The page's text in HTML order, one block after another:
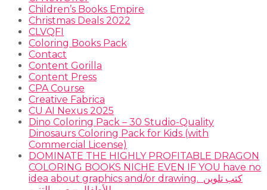
Children’s Books Empire
Christmas Deals 2022
CLVQFI
Coloring Books Pack
Contact
Content Gorilla
Content Press
CPA Course
Creative Fabrica
CU AI Nexus 2025
Dino Coloring Pack – 30 Studio-Quality
Dinosaurs Coloring Pack for Kids (with
Commercial License)
DOMINATE THE HIGHLY PROFITABLE DRAGON
COLORING BOOKS NICHE EVEN IF YOU have no
idea about graphics and/or drawing. ​ كتب تلوين